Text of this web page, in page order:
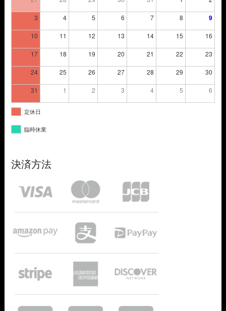
3 4 5 6 7 8 9
10 11 12 13 14 15 16
17 18 19 20 21 22 23
24 25 26 27 28 29 30
31 1 2 3 4 5 6
定休日
臨時休業
決済方法